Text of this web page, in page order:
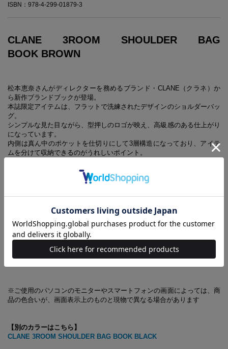
ISBN：978-4-299-01879-3
CLANE 3ROOM SHOULDER BAG
BOOK BROWN
松本恵奈さんがディレクターを務めるブランド・CLANE（クラネ）か
ら新作ブランドブックが登場。
本誌限定アイテムは、フラットで洗練されたデザインのショルダーバッ
グ。
シンプルな見た目ながら、型押しのロゴが映え、高級感のある仕上がり
になっています。
内側は真ん中のポケットを仕切りにして3層構造になっており、アイテ
ムを分けて収納できるのがうれしいポイント。
また、誌面には松本恵奈さんが着こなすCLANEの最旬ルックを掲載。
ぜひチェックしてみてください。
※商品に関するお問い合わせ先は、「中身を見る」をご覧ください
【あわせ買い時の配送について】
予約商品と他商品を同時にお求めの場合、最も発売日の遅い商品に合わ
ご注意ください。別々の配送をご希望の場合は、お手数をおかけします
※ご使用のパソコンのモニターやスマートフォンの画面によっては、商
品の色合いが、画面表示上のものと現物で異なる場合があります
【別のカラーはこちら】
CLANE 3ROOM SHOULDER BAG BOOK BLACK